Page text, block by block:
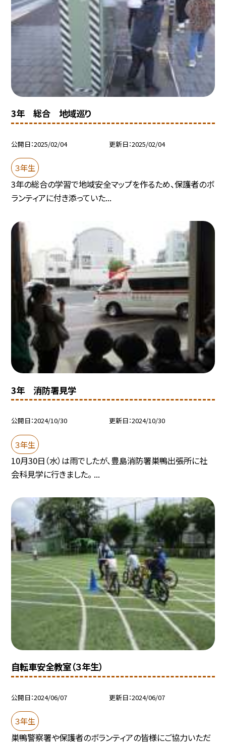
3年 総合 地域巡り
公開日 2025/02/04 更新日 2025/02/04
３年生
3年の総合の学習で地域安全マップを作るため、保護者のボ
ランティアに付き添っていた...
3年 消防署見学
公開日 2024/10/30 更新日 2024/10/30
３年生
10月30日（水）は雨でしたが、豊島消防署巣鴨出張所に社
会科見学に行きました。 ...
自転車安全教室（３年生）
公開日 2024/06/07 更新日 2024/06/07
３年生
巣鴨警察署や保護者のボランティアの皆様にご協力いただ